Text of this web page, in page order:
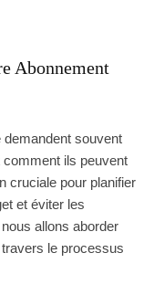
Abonnement
souvent
comment ils peuvent
cruciale pour planifier
et éviter les
allons aborder
le processus